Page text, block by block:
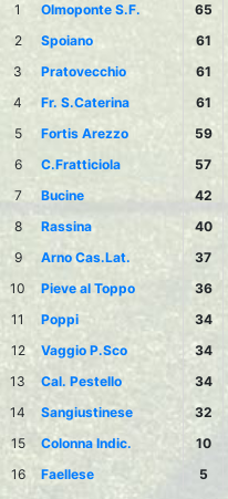
1
Olmoponte S.F. 65
2
Spoiano 61
3
Pratovecchio 61
4
Fr. S.Caterina 61
5
Fortis Arezzo 59
6
C.Fratticiola 57
7
Bucine 42
8
Rassina 40
9
Arno Cas.Lat. 37
10
Pieve al Toppo 36
11
Poppi 34
12
Vaggio P.Sco 34
13
Cal. Pestello 34
14
Sangiustinese 32
15
Colonna Indic. 10
16
Faellese 5